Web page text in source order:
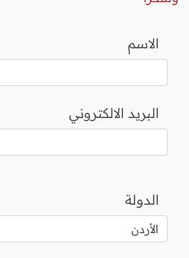
الاسم
البريد الالكتروني
الدولة